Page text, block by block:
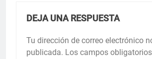
DEJA UNA RESPUESTA
Tu dirección de correo electrónico
publicada. Los campos